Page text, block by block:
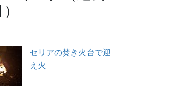
セリアの焚き火台で迎
え火